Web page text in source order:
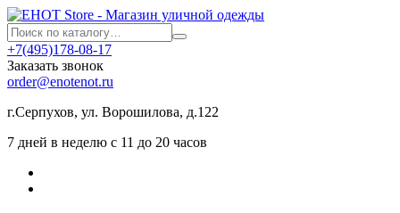
+7(495)178-08-17
Заказать звонок
order@enotenot.ru
г.Серпухов, ул. Ворошилова, д.122
7 дней в неделю с 11 до 20 часов